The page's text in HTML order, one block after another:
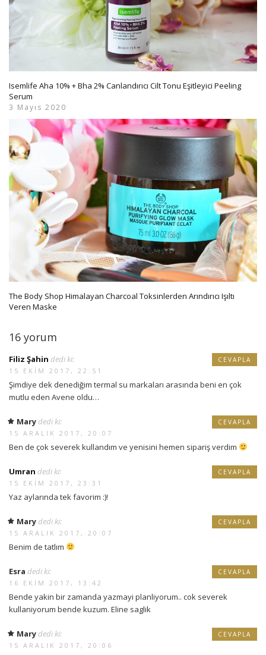
Isemlife Aha 10% + Bha 2% Canlandırıcı Cilt Tonu Eşitleyici Peeling
Serum
3 Mayıs 2020
The Body Shop Himalayan Charcoal Toksinlerden Arındırıcı Işıltı
Veren Maske
16 yorum
Filiz Şahin dedi ki:
15 EKIM 2017, 22:51
Şimdiye dek denediğim termal su markaları arasında beni en çok
mutlu eden Avene oldu…
CEVAPLA
Mary dedi ki:
15 ARALIK 2017, 20:07
Ben de çok severek kullandım ve yenisini hemen sipariş verdim
CEVAPLA
Umran dedi ki:
15 EKIM 2017, 23:31
Yaz aylarında tek favorim :)!
CEVAPLA
Mary dedi ki:
15 ARALIK 2017, 20:07
Benim de tatlım
CEVAPLA
Esra dedi ki:
16 EKIM 2017, 13:42
Bende yakin bir zamanda yazmayi planliyorum.. cok severek
kullaniyorum bende kuzum. Eline saglik
CEVAPLA
Mary dedi ki:
15 ARALIK 2017, 20:06
CEVAPLA